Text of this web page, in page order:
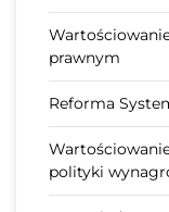
prawnym
Reforma
polityki